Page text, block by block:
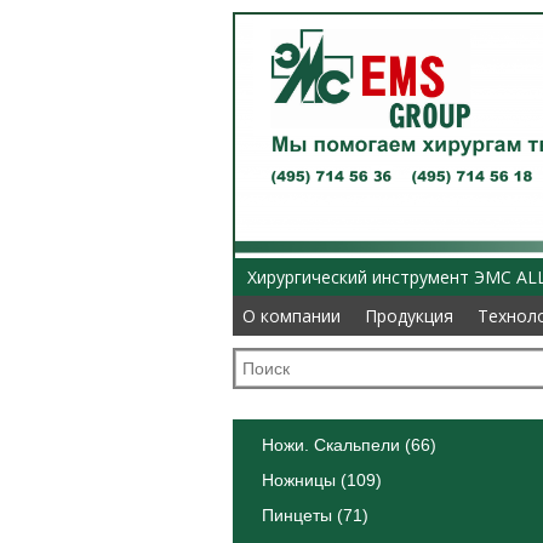
Хирургический инструмент ЭМС
О компании
Продукция
О компании
Продукция
Ножи. Скальпели (66)
Ножницы (109)
Пинцеты (71)